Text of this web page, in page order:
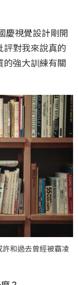
慶視覺設計剛開
評對我來說真的
的強大訓練有關
和過去曾經被霸凌